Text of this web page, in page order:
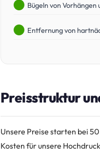
Bügeln von Vorhängen
Entfernung von
Preisstruktur
Unsere Preise starten bei
Kosten für unsere